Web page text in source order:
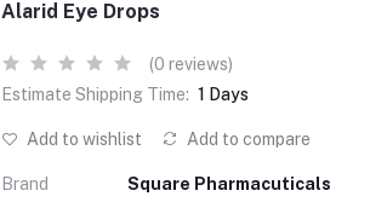
Alarid Eye Drops
(0 reviews)
Estimate Shipping Time: 1 Days
Add to wishlist Add to compare
Brand Square Pharmacuticals